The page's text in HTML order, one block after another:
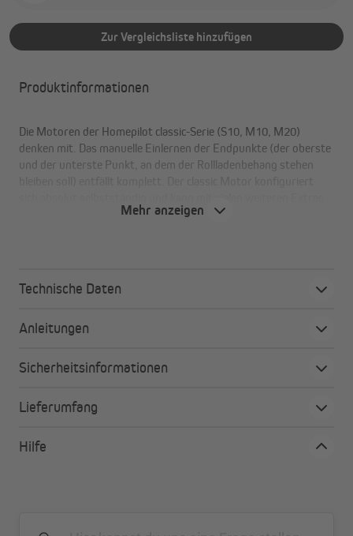
Zur Vergleichsliste hinzufügen
Produktinformationen
Die Motoren der Homepilot classic-Serie (S10, M10, M20)
denken mit. Das manuelle Einlernen der Endpunkte (der oberste
und der unterste Punkt, an dem der Rollladenbehang stehen
und Vorteilen punkten.
selbstlernende Endpunkteinstellung
Blockiererkennung (inkl. Reversierung)
automatischer Behanglängen-Ausgleich, z. B. bei
automatisches Erkennen der Drehrichtung
Mehr anzeigen
Technische Daten
Anleitungen
Sicherheitsinformationen
Lieferumfang
Hilfe